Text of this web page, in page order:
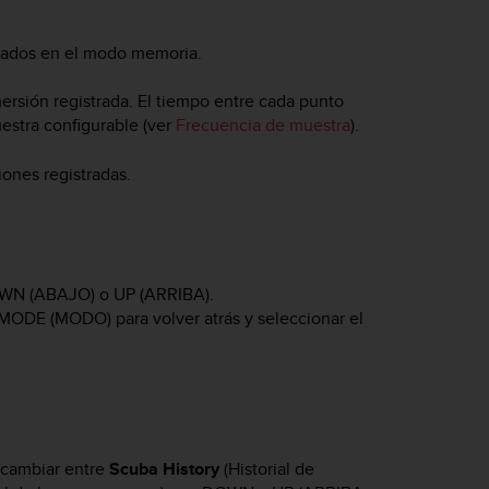
en el modo memoria.
registrada. El tiempo entre cada punto
configurable (ver Frecuencia de muestra).
registradas.
(ABAJO) o UP(ARRIBA).
(MODO) para volver atrás y seleccionar el
entre Scuba History (Historial de